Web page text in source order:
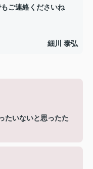
ご連絡くださいね
細川 泰弘
たいないと思ったた